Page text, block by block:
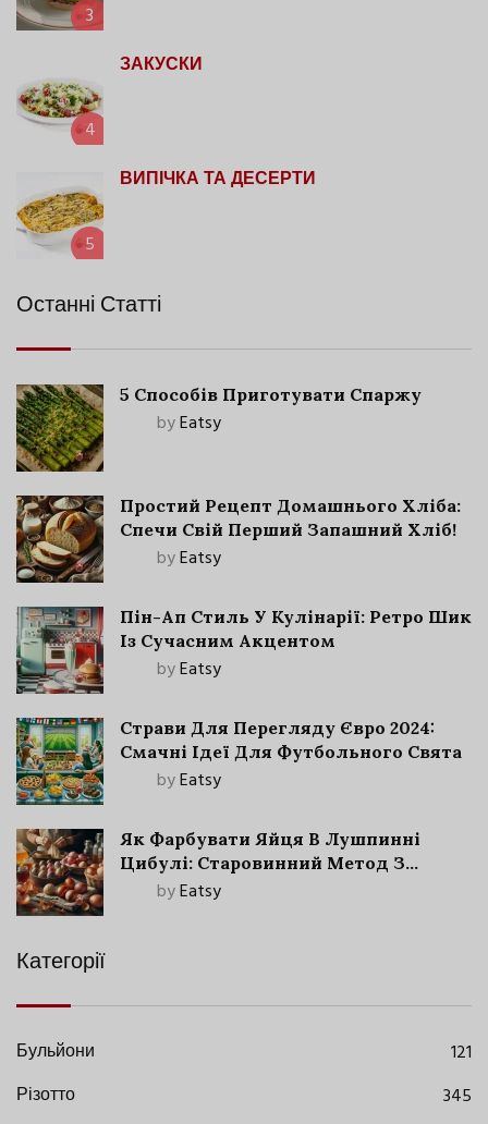
3
4
ЗАКУСКИ
5
ВИПІЧКА ТА ДЕСЕРТИ
Останні Статті
5 Способів Приготувати Спаржу
byEatsy
Простий Рецепт Домашнього Хліба:
Спечи Свій Перший Запашний Хліб!
byEatsy
Пін-Ап Стиль У Кулінарії: Ретро Шик
Із Сучасним Акцентом
byEatsy
Страви Для Перегляду Євро 2024:
Смачні Ідеї Для Футбольного Свята
byEatsy
Як Фарбувати Яйця В Лушпинні
Цибулі: Старовинний Метод З
Сучасними Нюансами
byEatsy
Категорії
Бульйони
121
Різотто
345